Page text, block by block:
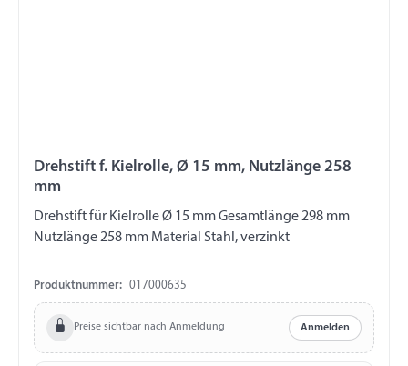
Drehstift f. Kielrolle, Ø 15 mm, Nutzlänge 258
mm
Drehstift für Kielrolle Ø 15 mm Gesamtlänge 298 mm
Nutzlänge 258 mm Material Stahl, verzinkt
Produktnummer: 017000635
Preise sichtbar nach Anmeldung Anmelden